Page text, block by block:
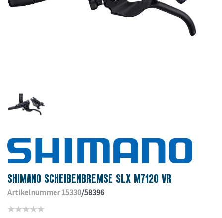
SHIMANO SCHEIBENBREMSE SLX M7120 VR
Artikelnummer 15330/58396